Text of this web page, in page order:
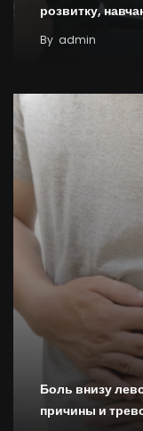
розвитку,
By admin
Боль внизу
причины и